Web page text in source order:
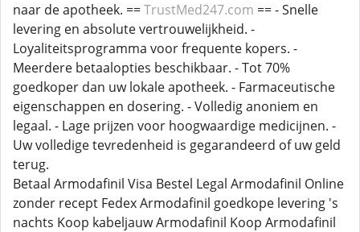
naar de apotheek. ==TrustMed247.com == - Snelle
levering en absolute vertrouwelijkheid. -
Loyaliteitsprogramma voor frequente kopers. -
Meerdere betaalopties beschikbaar. - Tot 70%
goedkoper dan uw lokale apotheek. - Farmaceutische
eigenschappen en dosering. - Volledig anoniem en
legaal. - Lage prijzen voor hoogwaardige medicijnen. -
Uw volledige tevredenheid is gegarandeerd of uw geld
terug.
Betaal Armodafinil Visa Bestel Legal Armodafinil Online
zonder recept Fedex Armodafinil goedkope levering 's
nachts Koop kabeljauw Armodafinil Koop Armodafinil